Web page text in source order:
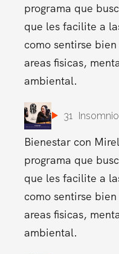
programa que
que les facilite a
como sentirse
areas fisicas,
ambiental.
31
Bienestar con
programa que
que les facilite a
como sentirse
areas fisicas,
ambiental.